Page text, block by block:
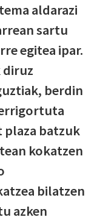
aldarazi
sartu
egitea ipar.
diruz
berdin
plaza batzuk
kokatzen
bilatzen
azken